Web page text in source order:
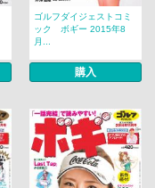
ゴルフダイジェストコミ
ック ボギー 2015年8
月...
購入